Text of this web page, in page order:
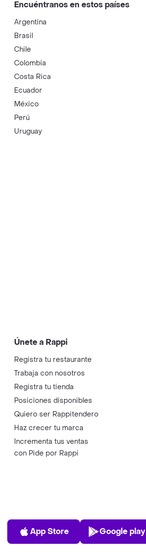
Encuéntranos en estos países
Argentina
Brasil
Chile
Colombia
Costa Rica
Ecuador
México
Perú
Uruguay
Únete a Rappi
Registra tu restaurante
Trabaja con nosotros
Registra tu tienda
Posiciones disponibles
Quiero ser Rappitendero
Haz crecer tu marca
Incrementa tus ventas
con Pide por Rappi
App Store
App Store
Play
Google play